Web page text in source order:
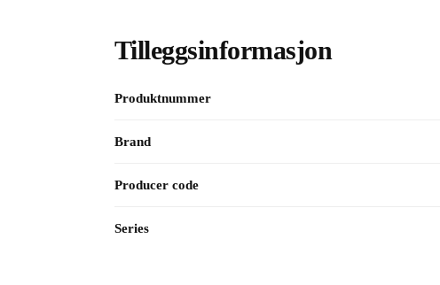
Tilleggsinformasjon
Produktnummer
Brand
Producer code
Series